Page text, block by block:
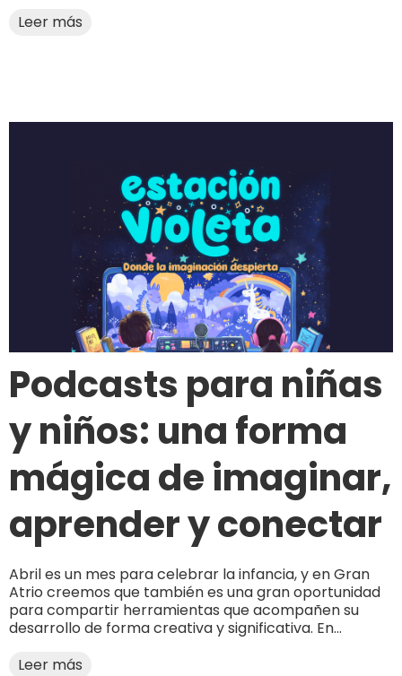
Leer más
Podcasts para niñas
y niños: una forma
mágica de imaginar,
aprender y conectar
Abril es un mes para celebrar la infancia, y en Gran
Atrio creemos que también es una gran oportunidad
para compartir herramientas que acompañen su
desarrollo de forma creativa y significativa. En...
Leer más